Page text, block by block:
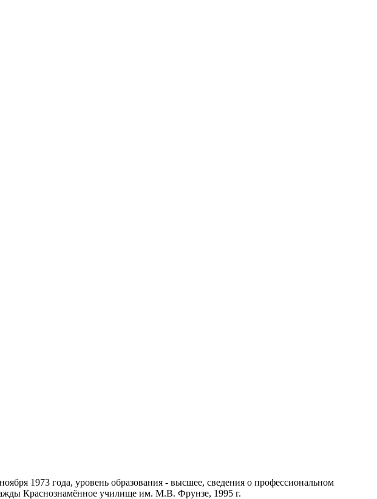
года, уровень образования - высшее, сведения о профессиональном
Краснознамённое училище им. М.В. Фрунзе, 1995 г.